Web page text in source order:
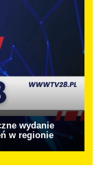
wydanie
w regionie